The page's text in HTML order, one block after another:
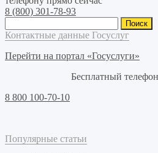
8 (800) 301-78-93
Контактные данные Госуслуг
Перейти на портал «Госуслуги»
Бесплатный
8 800 100-70-10
Популярные статьи